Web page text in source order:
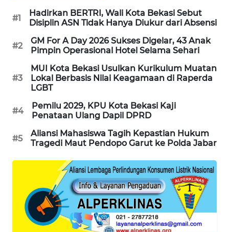
#1
Hadirkan BERTRI, Wali Kota Bekasi Sebut
Disiplin ASN Tidak Hanya Diukur dari Absensi
#2
GM For A Day 2026 Sukses Digelar, 43 Anak
Pimpin Operasional Hotel Selama Sehari
#3
MUI Kota Bekasi Usulkan Kurikulum Muatan
Lokal Berbasis Nilai Keagamaan di Raperda
LGBT
#4
Pemilu 2029, KPU Kota Bekasi Kaji
Penataan Ulang Dapil DPRD
#5
Aliansi Mahasiswa Tagih Kepastian Hukum
Tragedi Maut Pendopo Garut ke Polda Jabar
JURNAL
MARITIM
HUMBANG
NEWS
GARONGGANG
NEWS
FISUELRI
ID
CILEUNGSI
NEWS